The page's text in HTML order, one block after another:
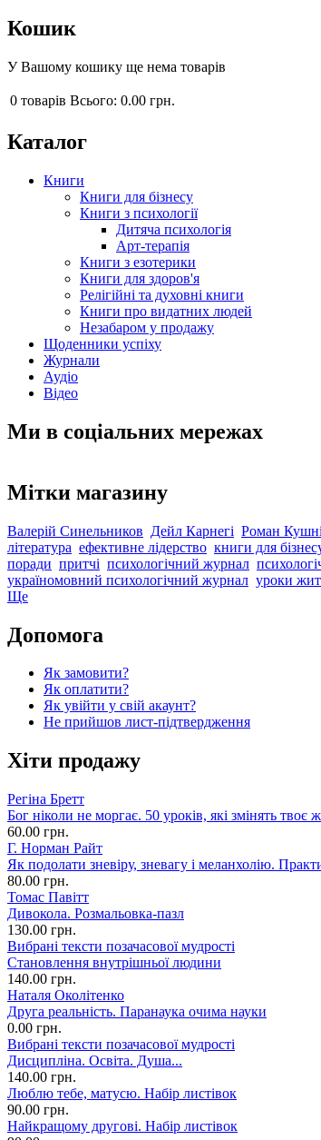
Кошик
У Вашому кошику ще нема товарів
0 товарів Всього: 0.00 грн.
Каталог
Книги
Книги для бізнесу
Книги з психології
Дитяча психологія
Арт-терапія
Книги з езотерики
Книги для здоров'я
Релігійні та духовні книги
Книги про видатних людей
Незабаром у продажу
Щоденники успіху
Журнали
Аудіо
Відео
Ми в соціальних мережах
Мітки магазину
Валерій Синельников Дейл Карнегі Роман
література ефективне лідерство книги для
поради притчі психологічний журнал
україномовний психологічний журнал уроки
Ще
Допомога
Як замовити?
Як оплатити?
Як увійти у свій акаунт?
Не прийшов лист-підтвердження
Хіти продажу
Регіна Бретт
Бог ніколи не моргає. 50 уроків, які змінять твоє
60.00 грн.
Г. Норман Райт
Як подолати зневіру, зневагу і меланхолію.
80.00 грн.
Томас Павітт
Дивокола. Розмальовка-пазл
130.00 грн.
Вибрані тексти позачасової мудрості
Становлення внутрішньої людини
140.00 грн.
Наталя Околітенко
Друга реальність. Паранаука очима науки
0.00 грн.
Вибрані тексти позачасової мудрості
Дисципліна. Освіта. Душа...
140.00 грн.
Люблю тебе, матусю. Набір листівок
90.00 грн.
Найкращому другові. Набір листівок